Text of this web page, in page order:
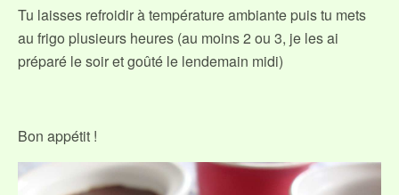
Tu laisses refroidir à température ambiante puis tu mets
au frigo plusieurs heures (au moins 2 ou 3, je les ai
préparé le soir et goûté le lendemain midi)
Bon appétit !